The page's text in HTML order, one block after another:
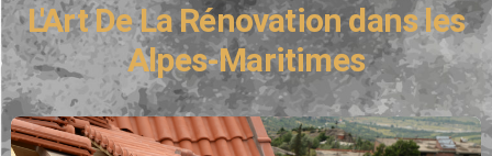
L'Art De La Rénovation dans les
Alpes-Maritimes